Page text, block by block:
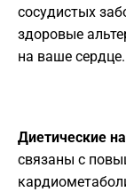
сосудистых
здоровые
на ваше сердце.
Диетические
связаны с